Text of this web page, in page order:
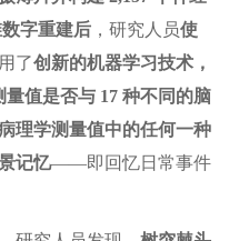
字重建后，研究人员使
了创新的机器学习技术，
值是否与 17 种不同的脑
理学测量值中的任何一种
记忆——即回忆日常事件